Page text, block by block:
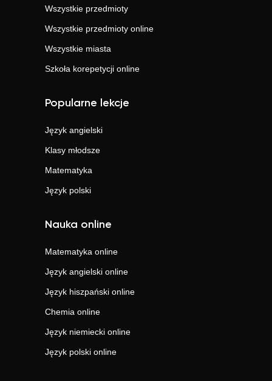
Wszystkie przedmioty
Wszystkie przedmioty online
Wszystkie miasta
Szkoła korepetycji online
Popularne lekcje
Język angielski
Klasy młodsze
Matematyka
Język polski
Nauka online
Matematyka online
Język angielski online
Język hiszpański online
Chemia online
Język niemiecki online
Język polski online